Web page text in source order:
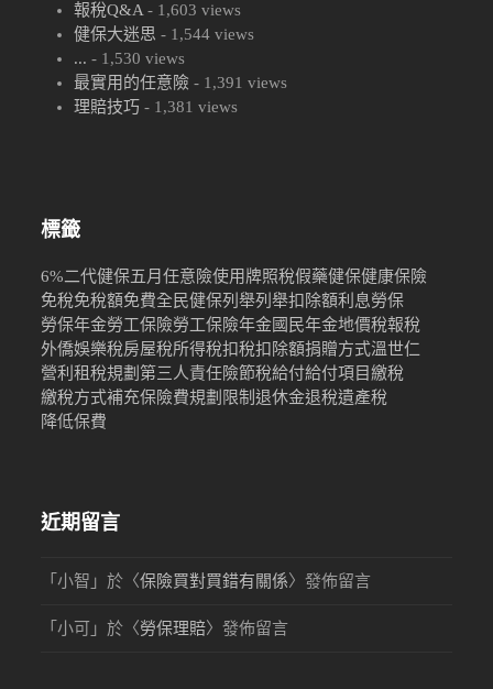
報稅Q&A- 1,603 views
健保大迷思 - 1,544 views
... - 1,530 views
最實用的任意險 - 1,391 views
理賠技巧 - 1,381 views
標籤
6%二代健保五月任意險使用牌照稅假藥健保健康保險
免稅免稅額免費全民健保列舉列舉扣除額利息勞保
勞保年金勞工保險勞工保險年金國民年金地價稅報稅
外僑娛樂稅房屋稅所得稅扣稅扣除額捐贈方式溫世仁
營利租稅規劃 第三人責任險節稅給付給付項目繳稅
繳稅方式補充保險費規劃限制退休金退稅遺產稅
降低保費
近期留言
「小智 」於〈保險買對買錯有關係〉發佈留言
「小可 」於〈勞保理賠〉發佈留言